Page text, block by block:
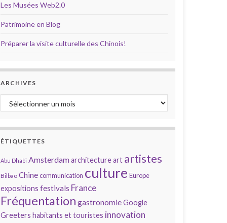
Les Musées Web2.0
Patrimoine en Blog
Préparer la visite culturelle des Chinois!
ARCHIVES
Archives
ÉTIQUETTES
Abu Dhabi Amsterdamarchitectureart artistes
Bilbao Chinecommunication culture Europe
expositions festivals France
Fréquentation gastronomieGoogle
Greeters habitants et touristes innovation